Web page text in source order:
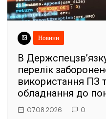
Новини
В
перелік
використання ПЗ
обладнання до
07.08.2026 0